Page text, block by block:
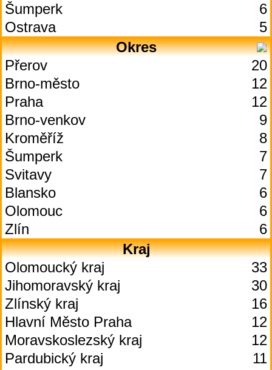
Šumperk
6
Ostrava
5
Okres
Přerov
20
Brno-město
12
Praha
12
Brno-venkov
9
Kroměříž
8
Šumperk
7
Svitavy
7
Blansko
6
Olomouc
6
Zlín
6
Kraj
Olomoucký kraj
33
Jihomoravský kraj
30
Zlínský kraj
16
Hlavní Město Praha
12
Moravskoslezský kraj
12
Pardubický kraj
11